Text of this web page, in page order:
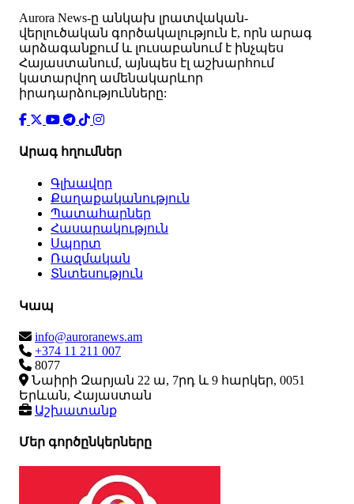
Аurora News-ը անկախ լրատվական-
վերլուծական գործակալություն է, որն արագ
արձագանքում և լուսաբանում է ինչպես
Հայաստանում, այնպես էլ աշխարհում
կատարվող ամենակարևոր
իրադարձությունները:
Արագ հղումներ
Գլխավոր
Քաղաքականություն
Պատահարներ
Հասարակություն
Սպորտ
Ռազմական
Տնտեսություն
Կապ
info@auroranews.am
+374 11 211 007
8077
Նաիրի Զարյան 22 ա, 7րդ և 9 հարկեր, 0051
Երևան, Հայաստան
Աշխատանք
Մեր գործընկերները